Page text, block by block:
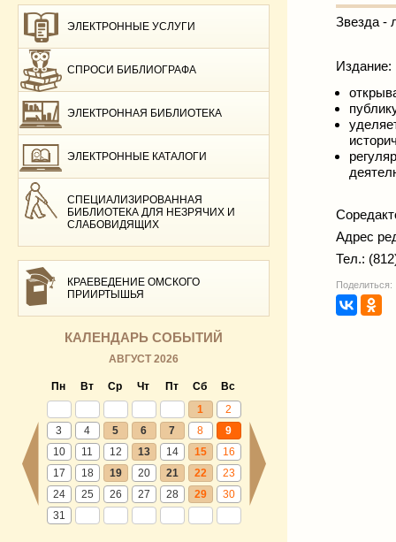
ЭЛЕКТРОННЫЕ УСЛУГИ
СПРОСИ БИБЛИОГРАФА
ЭЛЕКТРОННАЯ БИБЛИОТЕКА
ЭЛЕКТРОННЫЕ КАТАЛОГИ
СПЕЦИАЛИЗИРОВАННАЯ
БИБЛИОТЕКА ДЛЯ НЕЗРЯЧИХ И
СЛАБОВИДЯЩИХ
КРАЕВЕДЕНИЕ ОМСКОГО
ПРИИРТЫШЬЯ
КАЛЕНДАРЬ СОБЫТИЙ
АВГУСТ 2026
Пн Вт Ср Чт Пт Сб
Вс
1
2
3
4 5 6 7 8
9
10
11 12 13 14 15
16
17
18 19 20 21 22
23
24
25 26 27 28 29
30
31
Звезда -
Издание:
Адрес
Тел.:
Поделиться: